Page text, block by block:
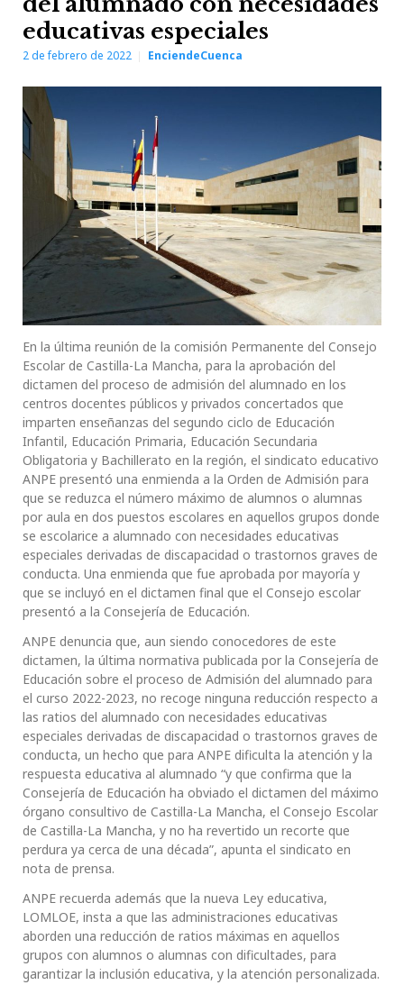
educativas especiales
2 de febrero de 2022 EnciendeCuenca
En la última reunión de la comisión Permanente del Consejo
Escolar de Castilla-La Mancha, para la aprobación del
dictamen del proceso de admisión del alumnado en los
centros docentes públicos y privados concertados que
imparten enseñanzas del segundo ciclo de Educación
Infantil, Educación Primaria, Educación Secundaria
Obligatoria y Bachillerato en la región, el sindicato educativo
ANPE presentó una enmienda a la Orden de Admisión para
que se reduzca el número máximo de alumnos o alumnas
por aula en dos puestos escolares en aquellos grupos donde
se escolarice a alumnado con necesidades educativas
especiales derivadas de discapacidad o trastornos graves de
conducta. Una enmienda que fue aprobada por mayoría y
que se incluyó en el dictamen final que el Consejo escolar
presentó a la Consejería de Educación.
ANPE denuncia que, aun siendo conocedores de este
dictamen, la última normativa publicada por la Consejería de
Educación sobre el proceso de Admisión del alumnado para
el curso 2022-2023, no recoge ninguna reducción respecto a
las ratios del alumnado con necesidades educativas
especiales derivadas de discapacidad o trastornos graves de
conducta, un hecho que para ANPE dificulta la atención y la
respuesta educativa al alumnado “y que confirma que la
Consejería de Educación ha obviado el dictamen del máximo
órgano consultivo de Castilla-La Mancha, el Consejo Escolar
de Castilla-La Mancha, y no ha revertido un recorte que
perdura ya cerca de una década”, apunta el sindicato en
nota de prensa.
ANPE recuerda además que la nueva Ley educativa,
LOMLOE, insta a que las administraciones educativas
aborden una reducción de ratios máximas en aquellos
grupos con alumnos o alumnas con dificultades, para
garantizar la inclusión educativa, y la atención personalizada.